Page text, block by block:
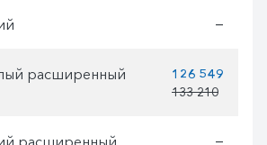
—
расширенный
126 549
133 210
расширенный —